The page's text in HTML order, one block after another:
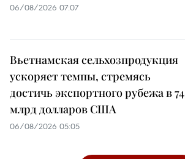
06/08/2026 07:07
Вьетнамская сельхозпродукция
ускоряет темпы, стремясь
достичь экспортного рубежа в 74
млрд долларов США
06/08/2026 05:05